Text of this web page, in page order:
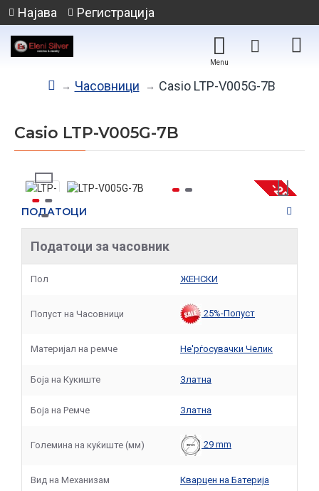
Најава Регистрација
Часовници Casio LTP-V005G-7B
Casio LTP-V005G-7B
-25 %
ПОДАТОЦИ
Податоци за часовник
Пол ЖЕНСКИ
Попуст на Часовници 25%-Попуст
Материјал на ремче Не'рѓосувачки Челик
Боја на Кукиште Златна
Боја на Ремче Златна
Големина на куќиште (мм) 29 mm
Вид на Механизам Кварцен на Батерија